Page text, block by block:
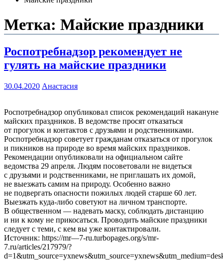
Метка: Майские праздники
Роспотребнадзор рекомендует не
гулять на майские праздники
30.04.2020 Анастасия
Роспотребнадзор опубликовал список рекомендаций накануне
майских праздников. В ведомстве просят отказаться
от прогулок и контактов с друзьями и родственниками.
Роспотребнадзор советует гражданам отказаться от прогулок
и пикников на природе во время майских праздников.
Рекомендации опубликовали на официальном сайте
ведомства 29 апреля. Людям посоветовали не видеться
с друзьями и родственниками, не приглашать их домой,
не выезжать самим на природу. Особенно важно
не подвергать опасности пожилых людей старше 60 лет.
Выезжать куда-либо советуют на личном транспорте.
В общественном — надевать маску, соблюдать дистанцию
и ни к кому не прикосаться. Проводить майские праздники
следует с теми, с кем вы уже контактировали.
Источник: https://mr—7-ru.turbopages.org/s/mr-
7.ru/articles/217979/?